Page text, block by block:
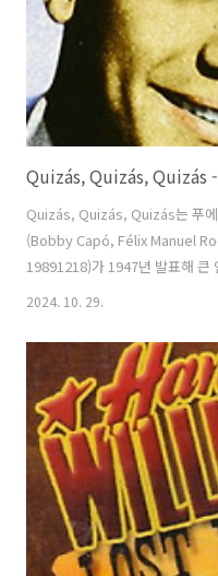
Quizás, Quizás, Quizás
Quizás, Quizás, Quizás는 푸
(Bobby Capó, Félix Manuel
19891218)가 1947년 발표해 큰
다. 국내에서 유명한 버전은 냇
(양자웨이, 王家衛) 감독의
안해 불렀다. 쿠바 뮤지션 오
19030113 ~ 19851222)가 만
2024. 10. 29.